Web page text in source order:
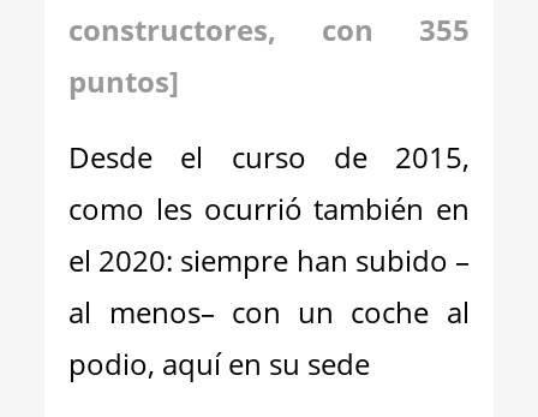
constructores, con 355
puntos]
Desde el curso de 2015,
como les ocurrió también en
el 2020: siempre han subido –
al menos– con un coche al
podio, aquí en su sede